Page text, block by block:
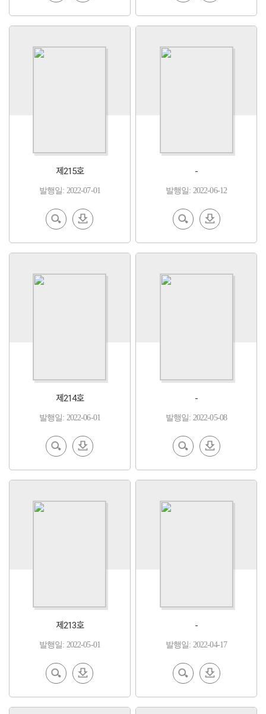
제215호
발행일: 2022-07-01
EBoo
k 보기
다운
로드
-
발행일: 2022-06-12
EBoo
k 보기
다운
로드
제214호
발행일: 2022-06-01
EBoo
k 보기
다운
로드
-
발행일: 2022-05-08
EBoo
k 보기
다운
로드
제213호
발행일: 2022-05-01
EBoo
k 보기
다운
로드
-
발행일: 2022-04-17
EBoo
k 보기
다운
로드